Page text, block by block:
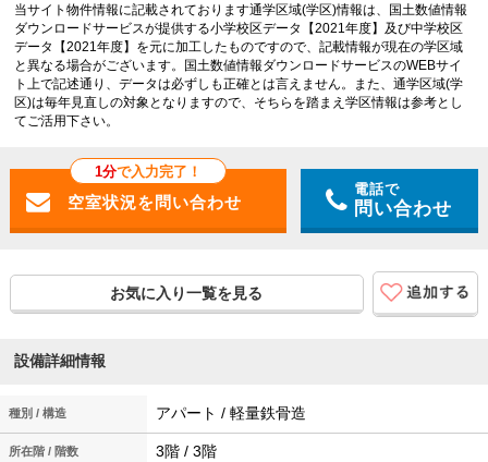
当サイト物件情報に記載されております通学区域(学区)情報は、国土数値情報
ダウンロードサービスが提供する小学校区データ【2021年度】及び中学校区
データ【2021年度】を元に加工したものですので、記載情報が現在の学区域
と異なる場合がございます。国土数値情報ダウンロードサービスのWEBサイ
ト上で記述通り、データは必ずしも正確とは言えません。また、通学区域(学
区)は毎年見直しの対象となりますので、そちらを踏まえ学区情報は参考とし
てご活用下さい。
1分で入力完了！
電話で
問い合わせ
お気に入り一覧を見る
設備詳細情報
種別 / 構造 アパート / 軽量鉄骨造
所在階 / 階数 3階 / 3階